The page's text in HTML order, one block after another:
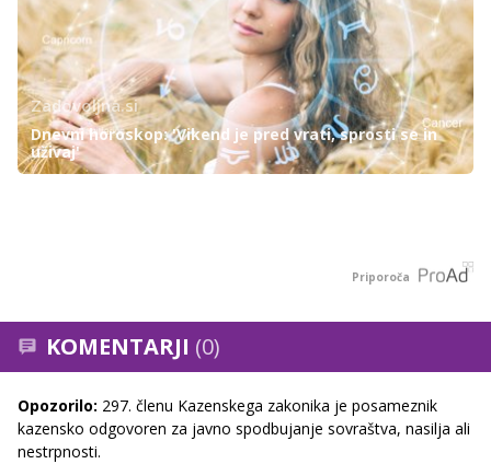
Zadovoljna.si
Dnevni horoskop: 'Vikend je pred vrati, sprosti se in
uživaj'
Priporoča
KOMENTARJI (0)
Opozorilo: 297. členu Kazenskega zakonika je posameznik
kazensko odgovoren za javno spodbujanje sovraštva, nasilja ali
nestrpnosti.